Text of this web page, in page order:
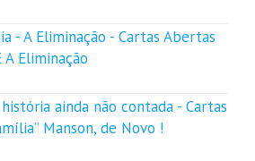
- A Eliminação - Cartas Abertas
Eliminação
ainda não contada - Cartas
Manson, de Novo !